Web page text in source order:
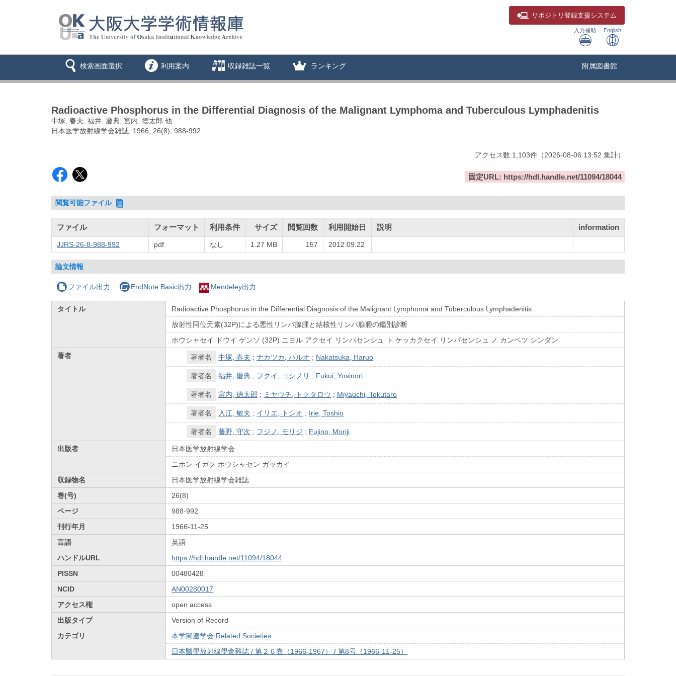
リポジトリ 登録支援システム
入力補助 English
検索画面選択 利用案内 収録雑誌一覧 ランキング 附属図書館
Radioactive Phosphorus in the Differential Diagnosis of the Malignant Lymphoma and Tuberculous Lymphadenitis
中塚, 春夫; 福井, 慶典; 宮内, 徳太郎 他
日本医学放射線学会雑誌, 1966, 26(8), 988-992
アクセス数:1,103件 （2026-08-06 13:52 集計）
固定URL: https://hdl.handle.net/11094/18044
閲覧可能ファイル
ファイル フォーマット 利用条件 サイズ 閲覧回数 利用開始日 説明 information
JJRS-26-8-988-992 pdf なし 1.27 MB 157 2012.09.22
論文情報
ファイル出力 EndNote Basic出力 Mendeley出力
タイトル
Radioactive Phosphorus in the Differential Diagnosis of the Malignant Lymphoma and Tuberculous Lymphadenitis
放射性同位元素(32P)による悪性リンパ腺腫と結核性リンパ腺腫の鑑別診断
ホウシャセイ ドウイ ゲンソ (32P) ニヨル アクセイ リンパセンシュ ト ケッカクセイ リンパセンシュ ノ カンベツ シンダン
著者
著者名 中塚, 春夫 ;ナカツカ, ハルオ ; Nakatsuka, Haruo
著者名 福井, 慶典 ; フクイ, ヨシノリ ; Fukui, Yosinori
著者名 宮内, 徳太郎 ; ミヤウチ, トクタロウ ; Miyauchi, Tokutaro
著者名 入江, 敏夫 ; イリエ, トシオ ; Irie, Toshio
著者名 藤野, 守次 ; フジノ, モリジ ; Fujino, Moriji
出版者
日本医学放射線学会
ニホン イガク ホウシャセン ガッカイ
収録物名
日本医学放射線学会雑誌
巻(号)
26(8)
ページ
988-992
刊行年月
1966-11-25
言語
英語
ハンドルURL
https://hdl.handle.net/11094/18044
PISSN
00480428
NCID
AN00280017
アクセス権
open access
出版タイプ
Version of Record
カテゴリ
本学関連学会 Related Societies
日本醫學放射線學會雜誌 / 第２６巻（1966-1967） / 第8号（1966-11-25）